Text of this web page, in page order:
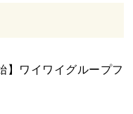
】ワイワイグループフ